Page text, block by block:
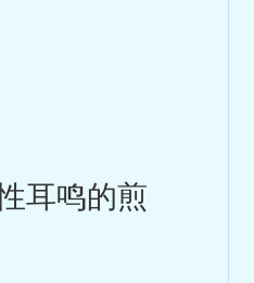
耳鸣的煎